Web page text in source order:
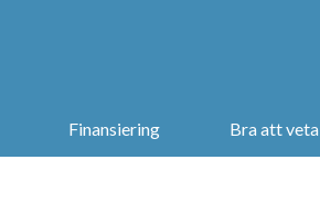
Finansiering Bra att veta